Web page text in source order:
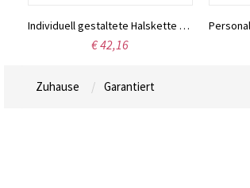
Individuell gestaltete Halskette aus Sterlingsilber mit den Namen zweier Liebender
€ 42,16
Zuhause Garantiert